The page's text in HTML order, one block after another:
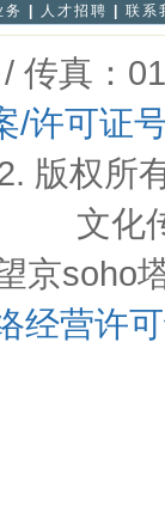
务 人才招聘 联系
/ 传真：
/许可证
版权所
文化
京soho
经营许